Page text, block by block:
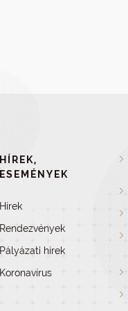
HÍREK,
ESEMÉNYEK
Hírek
Rendezvények
Pályázati hírek
Koronavírus